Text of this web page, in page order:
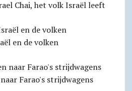
Chai, het volk Israël leeft
en de volken
Farao's strijdwagens